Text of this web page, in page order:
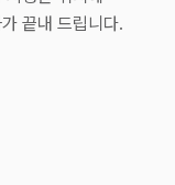
끝내 드립니다.